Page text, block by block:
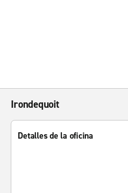
Irondequoit
Detalles de la oficina